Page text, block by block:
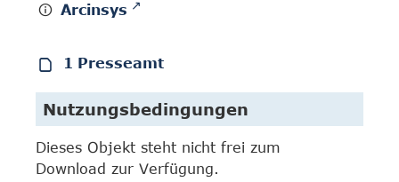
Arcinsys
1 Presseamt
Nutzungsbedingungen
Dieses Objekt steht nicht frei zum
Download zur Verfügung.